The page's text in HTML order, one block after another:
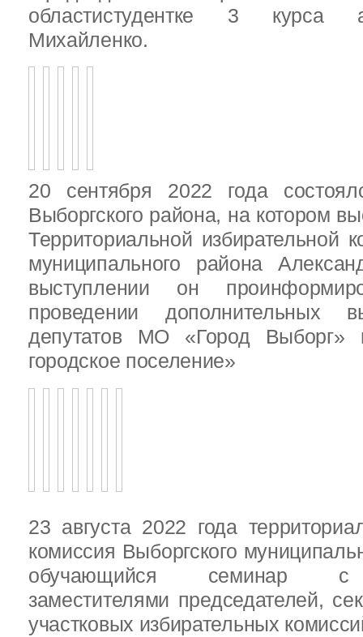
областистудентке 3 курса
Михайленко.
20 сентября 2022 года
Выборгского района, на котором
Территориальной избирательной
муниципального района
выступлении он
проведении дополнительных
депутатов МО «Город
городское поселение»
23 августа 2022 года
комиссия Выборгского
обучающийся семинар с
заместителями председателей,
участковых избирательных